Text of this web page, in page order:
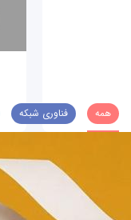
همه فناوری شبکه